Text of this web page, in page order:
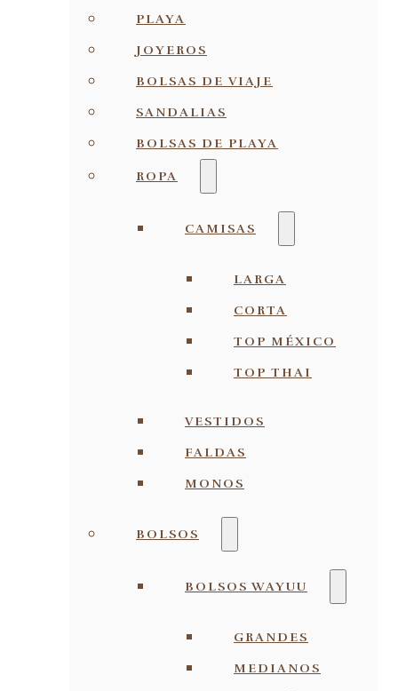
PLAYA
JOYEROS
BOLSAS DE VIAJE
SANDALIAS
BOLSAS DE PLAYA
ROPA
CAMISAS
LARGA
CORTA
TOP MÉXICO
TOP THAI
VESTIDOS
FALDAS
MONOS
BOLSOS
BOLSOS WAYUU
GRANDES
MEDIANOS